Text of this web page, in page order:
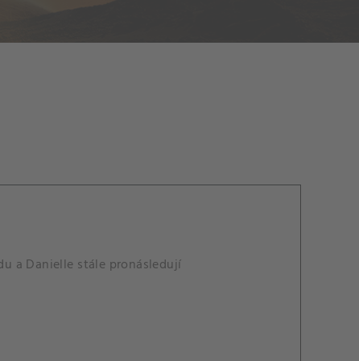
a Danielle stále pronásledují